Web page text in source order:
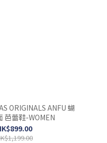
ORIGINALS ANFU 蝴
芭蕾鞋-WOMEN